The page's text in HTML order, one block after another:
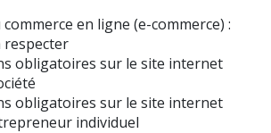
commerce en ligne (e-commerce) :
respecter
obligatoires sur le site internet
obligatoires sur le site internet
individuel